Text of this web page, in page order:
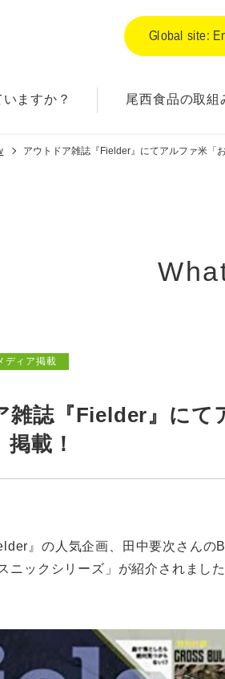
Global site:
ますか？ 尾西食品の取組
アウトドア雑誌『Fielder』にてアルファ米「
ディア掲載
雑誌『Fielder』にて
載！
』の人気企画、田中要次さんの
ニックシリーズ」が紹介されました